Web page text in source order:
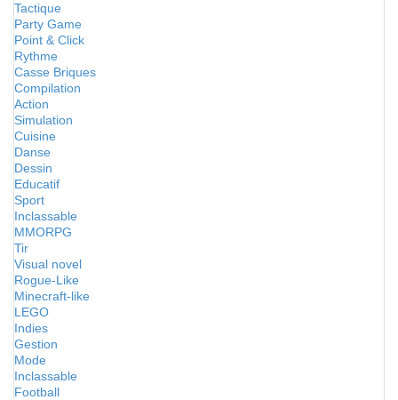
Tactique
Party Game
Point & Click
Rythme
Casse Briques
Compilation
Action
Simulation
Cuisine
Danse
Dessin
Educatif
Sport
Inclassable
MMORPG
Tir
Visual novel
Rogue-Like
Minecraft-like
LEGO
Indies
Gestion
Mode
Inclassable
Football